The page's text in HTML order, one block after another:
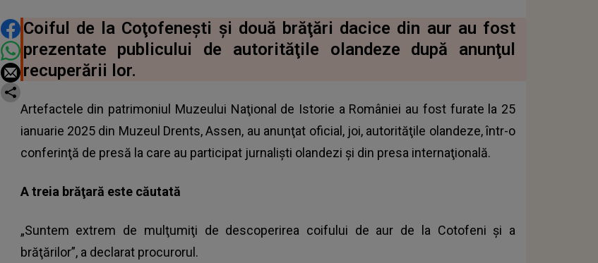
DISTRIBUIE ARTICOLUL
Coiful de la Coţofeneşti şi două brăţări dacice din aur au fost
prezentate publicului de autorităţile olandeze după anunţul
recuperării lor.
Artefactele din patrimoniul Muzeului Naţional de Istorie a României au fost furate la 25
ianuarie 2025 din Muzeul Drents, Assen, au anunţat oficial, joi, autorităţile olandeze, într-o
conferinţă de presă la care au participat jurnalişti olandezi şi din presa internaţională.
A treia brăţară este căutată
„Suntem extrem de mulţumiţi de descoperirea coifului de aur de la Cotofeni şi a
brăţărilor”, a declarat procurorul.